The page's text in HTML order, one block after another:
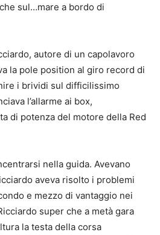
sul…mare a bordo di
autore di un capolavoro
la pole position al giro record di
i brividi sul difficilissimo
l’allarme ai box,
di potenza del motore della Red
nella guida. Avevano
aveva risolto i problemi
e mezzo di vantaggio nei
super che a metà gara
la testa della corsa